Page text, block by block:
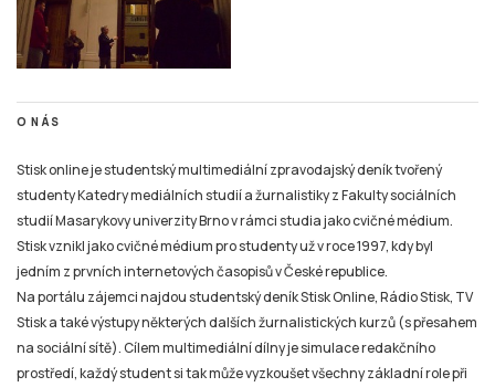
O NÁS
Stisk online je studentský multimediální zpravodajský deník tvořený
studenty Katedry mediálních studií a žurnalistiky z Fakulty sociálních
studií Masarykovy univerzity Brno v rámci studia jako cvičné médium.
Stisk vznikl jako cvičné médium pro studenty už v roce 1997, kdy byl
jedním z prvních internetových časopisů v České republice.
Na portálu zájemci najdou studentský deník Stisk Online, Rádio Stisk, TV
Stisk a také výstupy některých dalších žurnalistických kurzů (s přesahem
na sociální sítě). Cílem multimediální dílny je simulace redakčního
prostředí, každý student si tak může vyzkoušet všechny základní role při